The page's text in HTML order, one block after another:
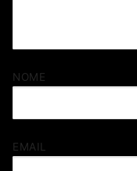
NOME
EMAIL